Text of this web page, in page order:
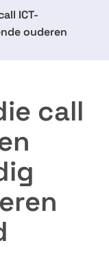
ICT-
ouderen
call